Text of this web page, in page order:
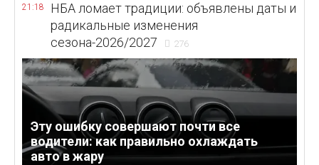
21:18
НБА ломает традиции: объявлены даты и
радикальные изменения
сезона-2026/2027
276
Эту ошибку совершают почти все
водители: как правильно охлаждать
авто в жару